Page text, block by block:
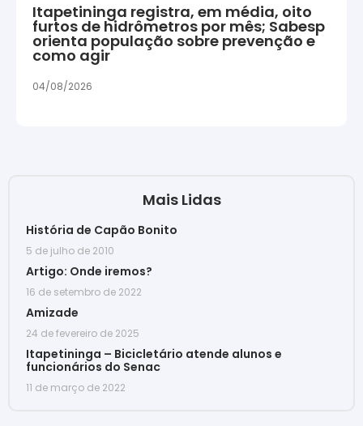
Itapetininga registra, em média, oito
furtos de hidrômetros por mês; Sabesp
orienta população sobre prevenção e
como agir
04/08/2026
Mais Lidas
História de Capão Bonito
5 de julho de 2010
Artigo: Onde iremos?
16 de setembro de 2022
Amizade
24 de fevereiro de 2025
Itapetininga – Bicicletário atende alunos e
funcionários do Senac
11 de março de 2022